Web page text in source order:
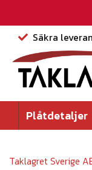
Säkra
Plåtdetaljer
Taklagret Sverige